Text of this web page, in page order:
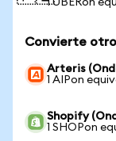
1 UBERon
Convierte
Arteris
1 AIPon
Shopify
1 SHOPon